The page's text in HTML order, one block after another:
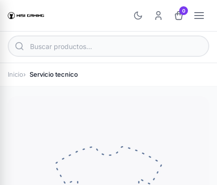
0
Inicio Servicio tecnico